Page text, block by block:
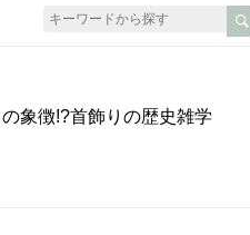
象徴!?首飾りの歴史雑学